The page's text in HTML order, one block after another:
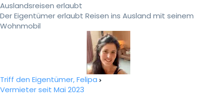
Auslandsreisen erlaubt
Der Eigentümer erlaubt Reisen ins Ausland mit seinem
Wohnmobil
Triff den Eigentümer, Felipa
Vermieter seit Mai 2023